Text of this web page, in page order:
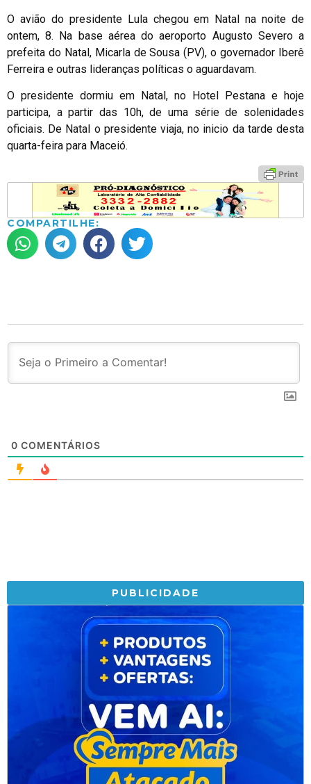
O avião do presidente Lula chegou em Natal na noite de
ontem, 8. Na base aérea do aeroporto Augusto Severo a
prefeita do Natal, Micarla de Sousa (PV), o governador Iberê
Ferreira e outras lideranças políticas o aguardavam.
O presidente dormiu em Natal, no Hotel Pestana e hoje
participa, a partir das 10h, de uma série de solenidades
oficiais. De Natal o presidente viaja, no inicio da tarde desta
quarta-feira para Maceió.
COMPARTILHE:
0 COMENTÁRIOS
PUBLICIDADE